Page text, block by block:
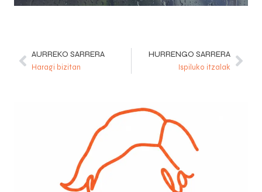
AURREKO SARRERA
Haragi bizitan
HURRENGO SARRERA
Ispiluko itzalak